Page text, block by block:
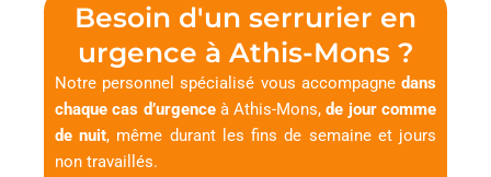
Besoin d'un serrurier en
urgence à Athis-Mons ?
Notre personnel spécialisé vous accompagne dans
chaque cas d’urgenceà Athis-Mons,de jour comme
de nuit, même durant les fins de semaine et jours
non travaillés.